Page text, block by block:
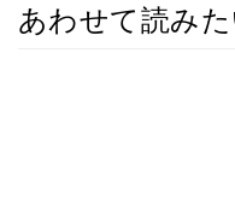
あわせて読み